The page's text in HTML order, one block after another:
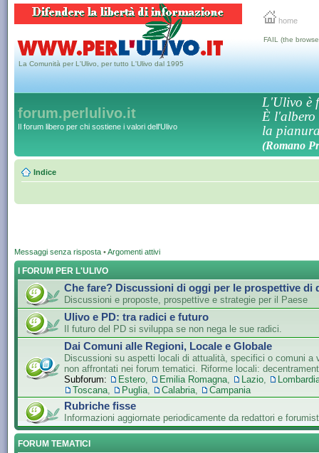
home
La Comunità per L'Ulivo, per tutto L'Ulivo dal 1995
FAIL (the
forum.perlulivo.it
Il forum libero per chi sostiene i valori dell'Ulivo
L'Ulivo è
È l'albero
la
(Romano
Indice
Messaggi senza risposta •Argomenti attivi
I FORUM PER L'ULIVO
Che fare? Discussioni di oggi per le prospettive di
Discussioni e proposte, prospettive e strategie per il Paese
Ulivo e PD: tra radici e futuro
Il futuro del PD si sviluppa se non nega le sue radici.
Dai Comuni alle Regioni, Locale e Globale
Discussioni su aspetti locali di attualità, specifici o comuni a
non affrontati nei forum tematici. Riforme locali:
Subforum:
Estero Emilia Romagna Lazio
Toscana
Puglia Calabria Campania
Rubriche fisse
Informazioni aggiornate periodicamente da redattori e
FORUM TEMATICI